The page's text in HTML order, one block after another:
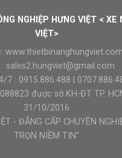
NGHIỆP HƯNG VIỆT < XE
VIỆT>
www.thietbinanghungviet.com
sales2.hungviet@gmail.com
7 : 0915.886.488
được sở KH-ĐT TP.
31/10/2016
- ĐẲNG CẤP CHUYÊN
TRỌN NIỀM TIN"